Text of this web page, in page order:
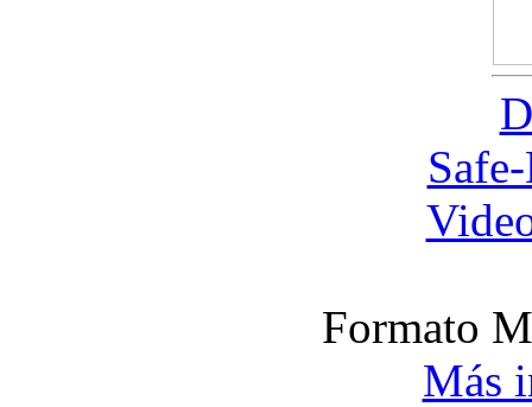
Formato
Más